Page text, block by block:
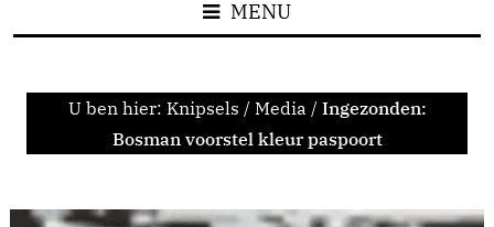
MENU
U ben hier: Knipsels / Media / Ingezonden:
Bosman voorstel kleur paspoort